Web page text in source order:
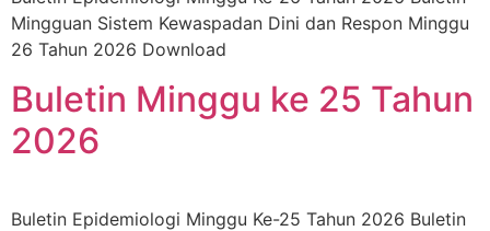
Mingguan Sistem Kewaspadan Dini dan Respon Minggu
26 Tahun 2026 Download
Buletin Minggu ke 25 Tahun
2026
Buletin Epidemiologi Minggu Ke-25 Tahun 2026 Buletin